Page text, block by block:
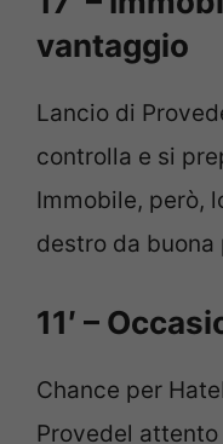
vantaggio
Lancio di
controlla e si
Immobile, però,
destro da buona
11′ –
Chance per
Provedel